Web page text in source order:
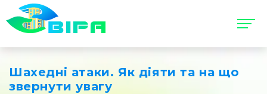
Шахедні атаки. Як діяти та на що
звернути увагу